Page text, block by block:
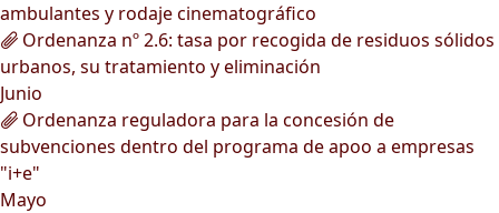
ambulantes y rodaje cinematográfico
Ordenanza nº 2.6: tasa por recogida de residuos sólidos
urbanos, su tratamiento y eliminación
Junio
Ordenanza reguladora para la concesión de
subvenciones dentro del programa de apoo a empresas
"i+e"
Mayo